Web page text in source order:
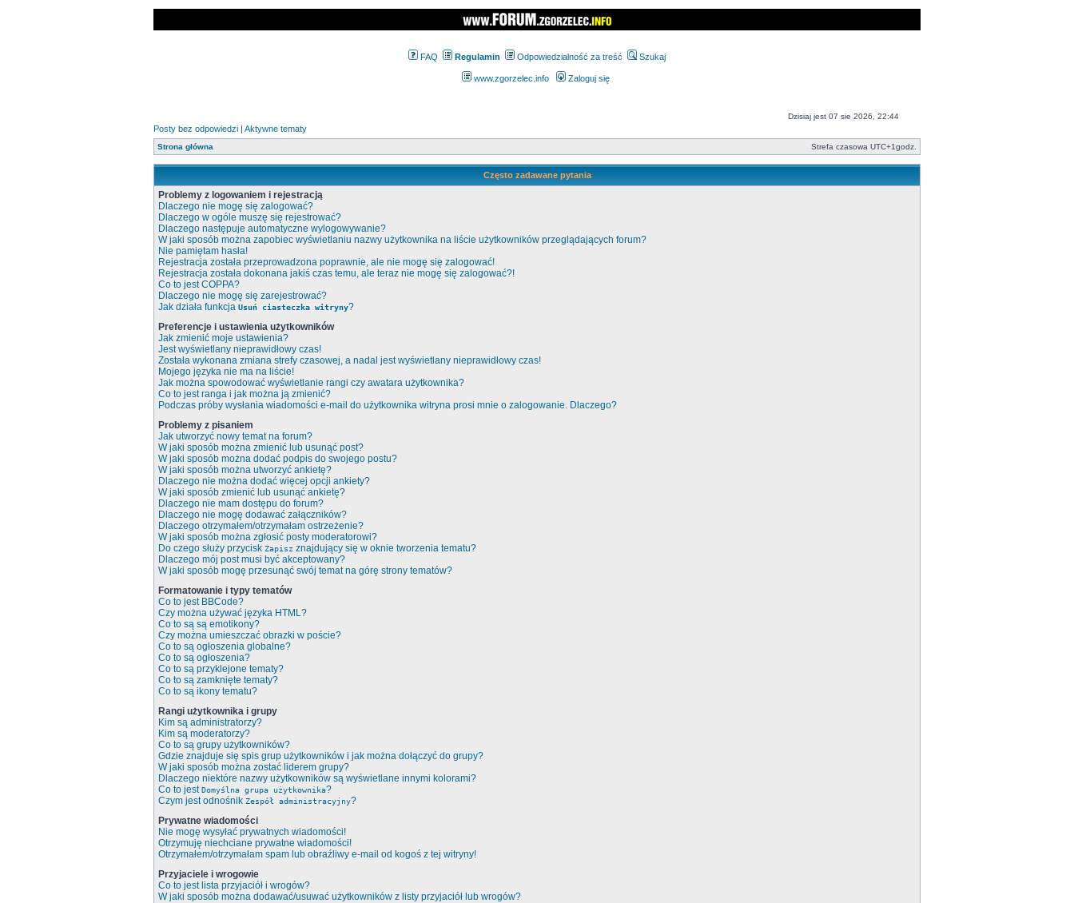
FAQ Regulamin Odpowiedzialność za treść Szukaj
www.zgorzelec.info Zaloguj się
Dzisiaj jest 07 sie 2026, 22:44
Posty bez odpowiedzi | Aktywne tematy
Strona główna Strefa czasowa UTC+1godz.
Często zadawane pytania
Problemy z logowaniem i rejestracją
Dlaczego nie mogę się zalogować?
Dlaczego w ogóle muszę się rejestrować?
Dlaczego następuje automatyczne wylogowywanie?
W jaki sposób można zapobiec wyświetlaniu nazwy użytkownika na liście użytkowników przeglądających forum?
Nie pamiętam hasła!
Rejestracja została przeprowadzona poprawnie, ale nie mogę się zalogować!
Rejestracja została dokonana jakiś czas temu, ale teraz nie mogę się zalogować?!
Co to jest COPPA?
Dlaczego nie mogę się zarejestrować?
Jak działa funkcja Usuń ciasteczka witryny?
Preferencje i ustawienia użytkowników
Jak zmienić moje ustawienia?
Jest wyświetlany nieprawidłowy czas!
Została wykonana zmiana strefy czasowej, a nadal jest wyświetlany nieprawidłowy czas!
Mojego języka nie ma na liście!
Jak można spowodować wyświetlanie rangi czy awatara użytkownika?
Co to jest ranga i jak można ją zmienić?
Podczas próby wysłania wiadomości e-mail do użytkownika witryna prosi mnie o zalogowanie. Dlaczego?
Problemy z pisaniem
Jak utworzyć nowy temat na forum?
W jaki sposób można zmienić lub usunąć post?
W jaki sposób można dodać podpis do swojego postu?
W jaki sposób można utworzyć ankietę?
Dlaczego nie można dodać więcej opcji ankiety?
W jaki sposób zmienić lub usunąć ankietę?
Dlaczego nie mam dostępu do forum?
Dlaczego nie mogę dodawać załączników?
Dlaczego otrzymałem/otrzymałam ostrzeżenie?
W jaki sposób można zgłosić posty moderatorowi?
Do czego służy przycisk Zapisz znajdujący się w oknie tworzenia tematu?
Dlaczego mój post musi być akceptowany?
W jaki sposób mogę przesunąć swój temat na górę strony tematów?
Formatowanie i typy tematów
Co to jest BBCode?
Czy można używać języka HTML?
Co to są są emotikony?
Czy można umieszczać obrazki w poście?
Co to są ogłoszenia globalne?
Co to są ogłoszenia?
Co to są przyklejone tematy?
Co to są zamknięte tematy?
Co to są ikony tematu?
Rangi użytkownika i grupy
Kim są administratorzy?
Kim są moderatorzy?
Co to są grupy użytkowników?
Gdzie znajduje się spis grup użytkowników i jak można dołączyć do grupy?
W jaki sposób można zostać liderem grupy?
Dlaczego niektóre nazwy użytkowników są wyświetlane innymi kolorami?
Co to jestDomyślna grupa użytkownika?
Czym jest odnośnik Zespół administracyjny?
Prywatne wiadomości
Nie mogę wysyłać prywatnych wiadomości!
Otrzymuję niechciane prywatne wiadomości!
Otrzymałem/otrzymałam spam lub obraźliwy e-mail od kogoś z tej witryny!
Przyjaciele i wrogowie
Co to jest lista przyjaciół i wrogów?
W jaki sposób można dodawać/usuwać użytkowników z listy przyjaciół lub wrogów?